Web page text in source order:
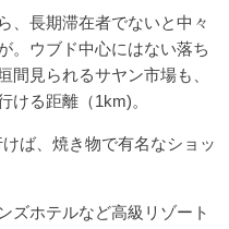
、長期滞在者でないと中々
。ウブド中心にはない落ち
間見られるサヤン市場も、
ける距離（1km)。
ば、焼き物で有名なショッ
ズホテルなど高級リゾート